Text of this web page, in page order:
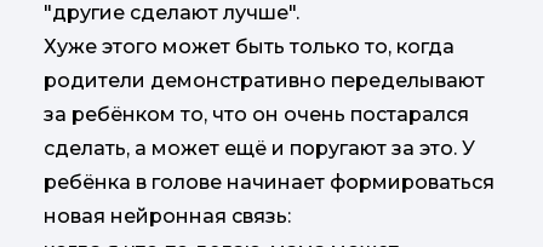
"другие сделают лучше".
Хуже этого может быть только то, когда
родители демонстративно переделывают
за ребёнком то, что он очень постарался
сделать, а может ещё и поругают за это. У
ребёнка в голове начинает формироваться
новая нейронная связь: